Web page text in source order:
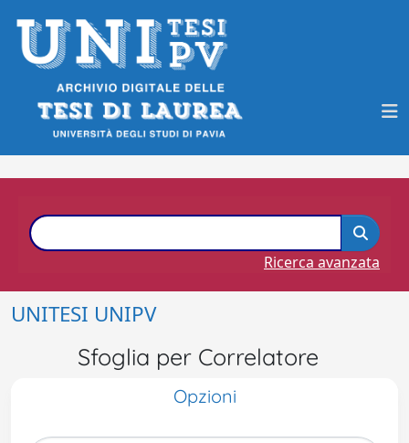
Ricerca avanzata
UNITESI UNIPV
Sfoglia per Correlatore
Opzioni